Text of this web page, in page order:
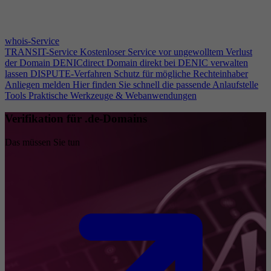
whois-Service
TRANSIT-Service Kostenloser Service vor ungewolltem Verlust
der Domain DENICdirect Domain direkt bei DENIC verwalten
lassen DISPUTE-Verfahren Schutz für mögliche Rechteinhaber
Anliegen melden Hier finden Sie schnell die passende Anlaufstelle
Tools Praktische Werkzeuge & Webanwendungen
Verifikation für .de-Domains
Das müssen Sie tun